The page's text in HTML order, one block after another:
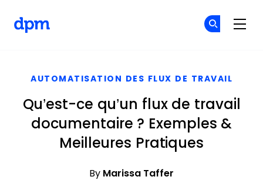
AUTOMATISATION DES FLUX DE TRAVAIL
Qu’est-ce qu’un flux de travail
documentaire ? Exemples &
Meilleures Pratiques
By Marissa Taffer